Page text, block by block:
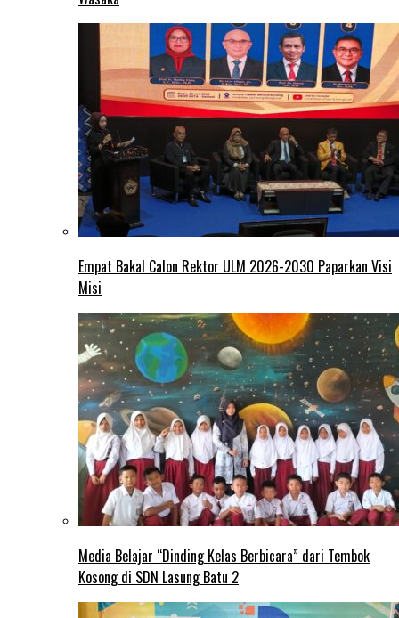
Empat Bakal Calon Rektor ULM 2026-2030 Paparkan Visi
Misi
Media Belajar “Dinding Kelas Berbicara” dari Tembok
Kosong di SDN Lasung Batu 2